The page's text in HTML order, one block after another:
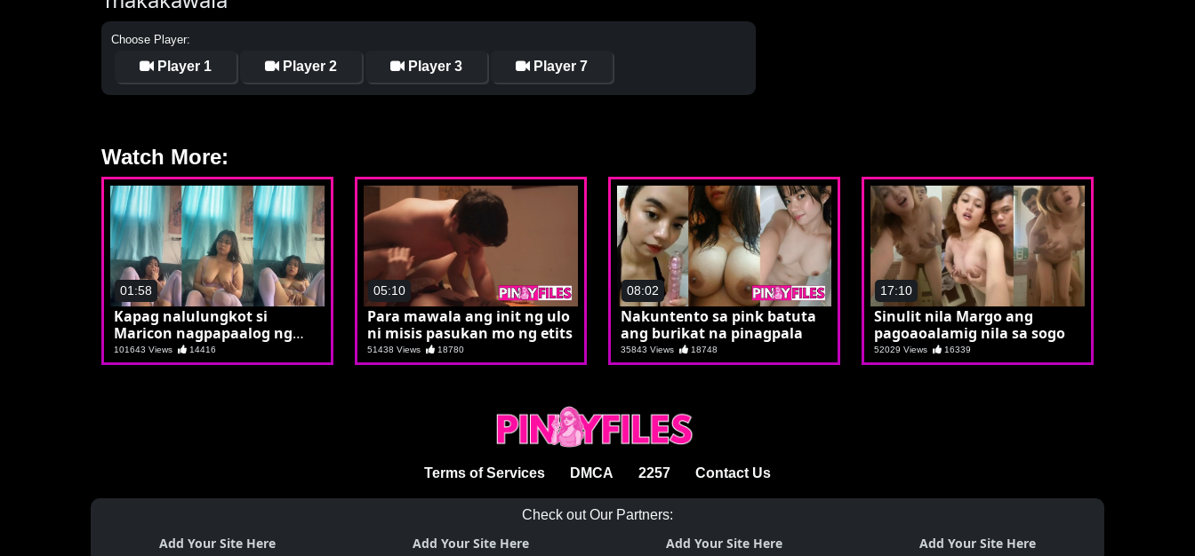
Choose Player:
Player 1 Player 2 Player 3 Player 7
Watch More:
01:58
Kapag nalulungkot si
Maricon nagpapaalog ng
cocomelon
101643 Views 14416
05:10
Para mawala ang init ng ulo
ni misis pasukan mo ng etits
51438 Views 18780
08:02
Nakuntento sa pink batuta
ang burikat na pinagpala
35843 Views 18748
17:10
Sinulit nila Margo ang
pagoaoalamig nila sa sogo
52029 Views 16339
Terms of Services DMCA 2257 Contact Us
Check out Our Partners:
Add Your Site Here Add Your Site Here Add Your Site Here Add Your Site Here